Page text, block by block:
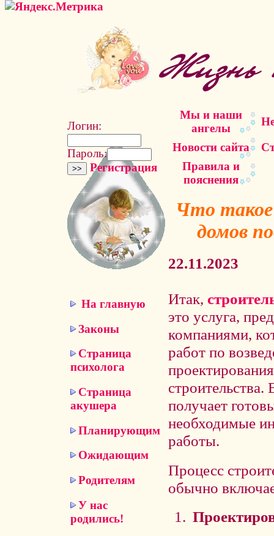
Логин:
Пароль:
Регистрация
Мы и наши
ангелы
Новости сайта
Правила и
пояснения
На главную
Законы
Страница
психолога
Страница
акушера
Планирующим
Ожидающим
Родителям
У нас
родились!
Что такое
домов
22.11.2023
Итак,
это услуга,
компаниями,
работ по
строительства.
получает
необходимые
работы.
Процесс
обычно